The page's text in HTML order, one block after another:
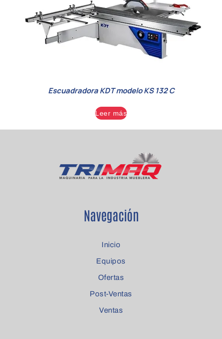
Escuadradora KDT modelo KS 132 C
Leer más
Navegación
Inicio
Equipos
Ofertas
Post-Ventas
Ventas